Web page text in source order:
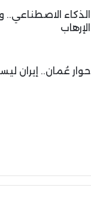
الذكاء
الإرهاب
حوار عُمان.. إيران